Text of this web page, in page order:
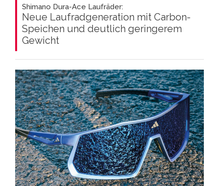
Shimano Dura-Ace Laufräder:
Neue Laufradgeneration mit Carbon-
Speichen und deutlich geringerem
Gewicht